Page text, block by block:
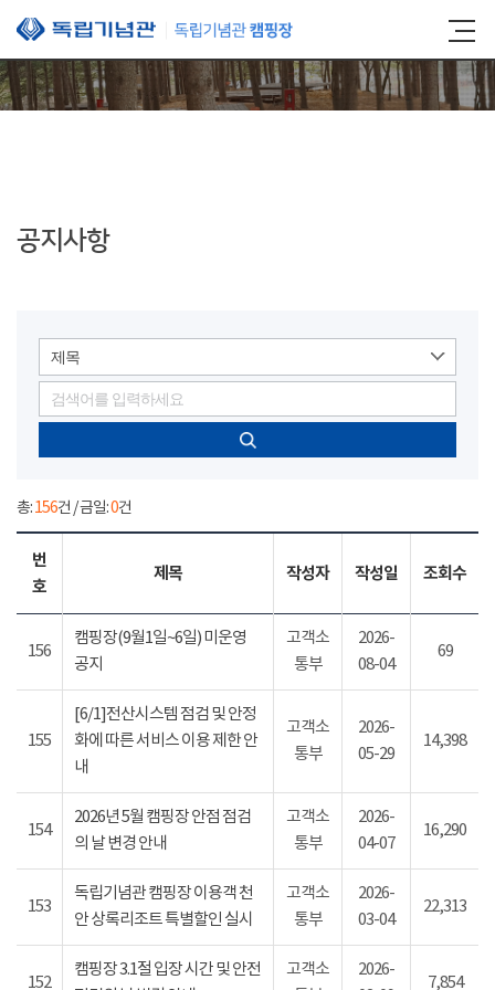
본문 바로가기
공지사항
제목
총:156건 / 금일:0건
번
호
제목 작성자 작성일 조회수
156
캠핑장(9월1일~6일) 미운영
공지
고객소
통부
2026-
08-04
69
155
[6/1]전산시스템 점검 및 안정
화에 따른 서비스 이용 제한 안
내
고객소
통부
2026-
05-29
14,398
154
2026년 5월 캠핑장 안점 점검
의 날 변경 안내
고객소
통부
2026-
04-07
16,290
153
독립기념관 캠핑장 이용객 천
안 상록리조트 특별할인 실시
고객소
통부
2026-
03-04
22,313
152
캠핑장 3.1절 입장 시간 및 안전
고객소
2026-
7,854